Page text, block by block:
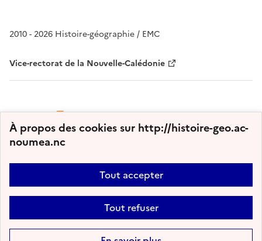
À propos des cookies sur http://histoire-geo.ac-
noumea.nc
Tout accepter
Tout refuser
2010 - 2026 Histoire-géographie / EMC
Vice-rectorat de la Nouvelle-Calédonie
Plan du site Nous contacter
Accessibilité : partiellement conforme
Gestion des cookies
Paramètres d'affichage
Flux RSS